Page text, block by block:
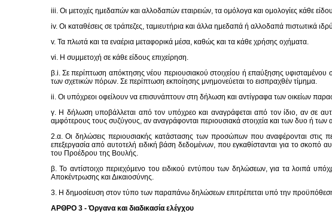
iii. Οι μετοχές ημεδαπών και αλλοδαπών εταιρειών, τα ομόλογα και ομολογίες κάθε
iv. Οι καταθέσεις σε τράπεζες, ταμιευτήρια και άλλα ημεδαπά ή αλλοδαπά πιστωτικά
v. Τα πλωτά και τα εναέρια μεταφορικά μέσα, καθώς και τα κάθε χρήσης οχήματα.
vi. Η συμμετοχή σε κάθε είδους επιχείρηση.
β.i. Σε περίπτωση απόκτησης νέου περιουσιακού στοιχείου ή επαύξησης
των σχετικών πόρων. Σε περίπτωση εκποίησης μνημονεύεται το εισπραχθέν τίμημα.
ii. Οι υπόχρεοι οφείλουν να επισυνάπτουν στη δήλωση και αντίγραφα των οικείων
γ. Η δήλωση υποβάλλεται από τον υπόχρεο και αναγράφεται από τον ίδιο, αν σε
αμφότερους τους συζύγους, αν αναγράφονται περιουσιακά στοιχεία και των δυο ή των
2.α. Οι δηλώσεις περιουσιακής κατάστασης των προσώπων που αναφέρονται στις
επεξεργασία από αυτοτελή ειδική βάση δεδομένων, που εγκαθίστανται για το σκοπό
του Προέδρου της Βουλής.
β. Το αντίστοιχο περιεχόμενο του ειδικού εντύπου των δηλώσεων, για τα λοιπά
Αποκέντρωσης και Δικαιοσύνης.
3. Η δημοσίευση στον τύπο των παραπάνω δηλώσεων επιτρέπεται υπό την προϋπόθεση
ΑΡΘΡΟ 3 - Όργανα και διαδικασία ελέγχου